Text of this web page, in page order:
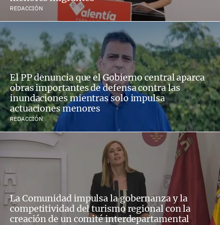
REDACCIÓN
El PP denuncia que el Gobierno central aparca
obras importantes de defensa contra las
inundaciones mientras solo impulsa
actuaciones menores
REDACCIÓN
La Comunidad impulsa la gobernanza y la
competitividad del turismo regional con la
creación de un comité interdepartamental